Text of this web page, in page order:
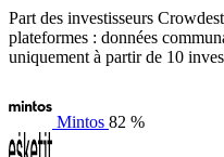
Part des investisseurs
plateformes : données
uniquement à partir de 10
Mintos 82 %